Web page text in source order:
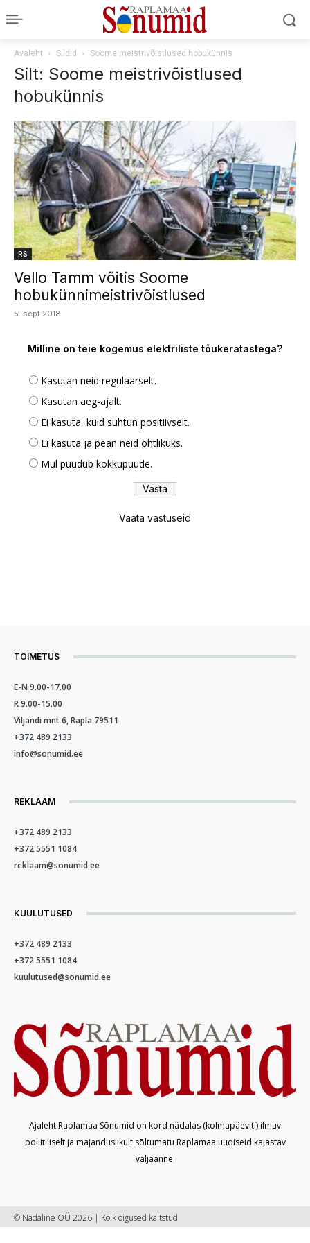
Avaleht Sildid Soome meistrivõistlused hobukünnis
Silt: Soome meistrivõistlused
hobukünnis
RS
Vello Tamm võitis Soome
hobukünnimeistrivõistlused
5. sept 2018
Milline on teie kogemus elektriliste tõukeratastega?
Kasutan neid regulaarselt.
Kasutan aeg-ajalt.
Ei kasuta, kuid suhtun positiivselt.
Ei kasuta ja pean neid ohtlikuks.
Mul puudub kokkupuude.
Vaata vastuseid
TOIMETUS
E-N 9.00-17.00
R 9.00-15.00
Viljandi mnt 6, Rapla 79511
+372 489 2133
info@sonumid.ee
REKLAAM
+372 489 2133
+372 5551 1084
reklaam@sonumid.ee
KUULUTUSED
+372 489 2133
+372 5551 1084
kuulutused@sonumid.ee
Ajaleht Raplamaa Sõnumid on kord nädalas (kolmapäeviti) ilmuv
poliitiliselt ja majanduslikult sõltumatu Raplamaa uudiseid kajastav
väljaanne.
© Nädaline OÜ 2026 | Kõik õigused kaitstud